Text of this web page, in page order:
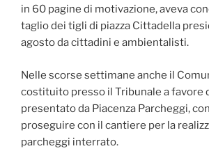
in 60 pagine di motivazione, aveva
taglio dei tigli di piazza Cittadella
agosto da cittadini e ambientalisti.
Nelle scorse settimane anche il
costituito presso il Tribunale a favore
presentato da Piacenza Parcheggi,
proseguire con il cantiere per la
parcheggi interrato.